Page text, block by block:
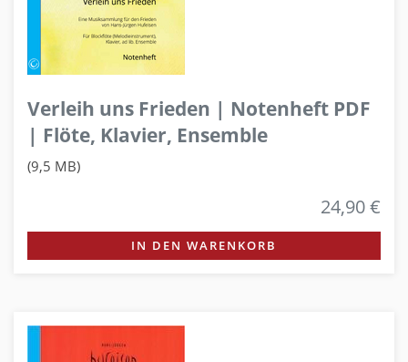
Verleih uns Frieden | Notenheft PDF
| Flöte, Klavier, Ensemble
(9,5 MB)
24,90 €
IN DEN WARENKORB